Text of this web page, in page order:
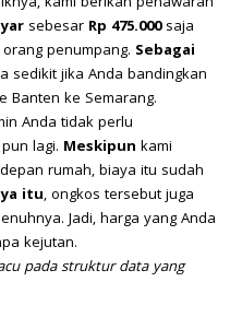
sebesar Rp 475.000saja
penumpang. Sebagai
sedikit jika Anda bandingkan
Banten ke Semarang.
Anda tidak perlu
lagi. Meskipun kami
rumah, biaya itu sudah
itu, ongkos tersebut juga
Jadi, harga yang Anda
kejutan.
pada struktur data yang